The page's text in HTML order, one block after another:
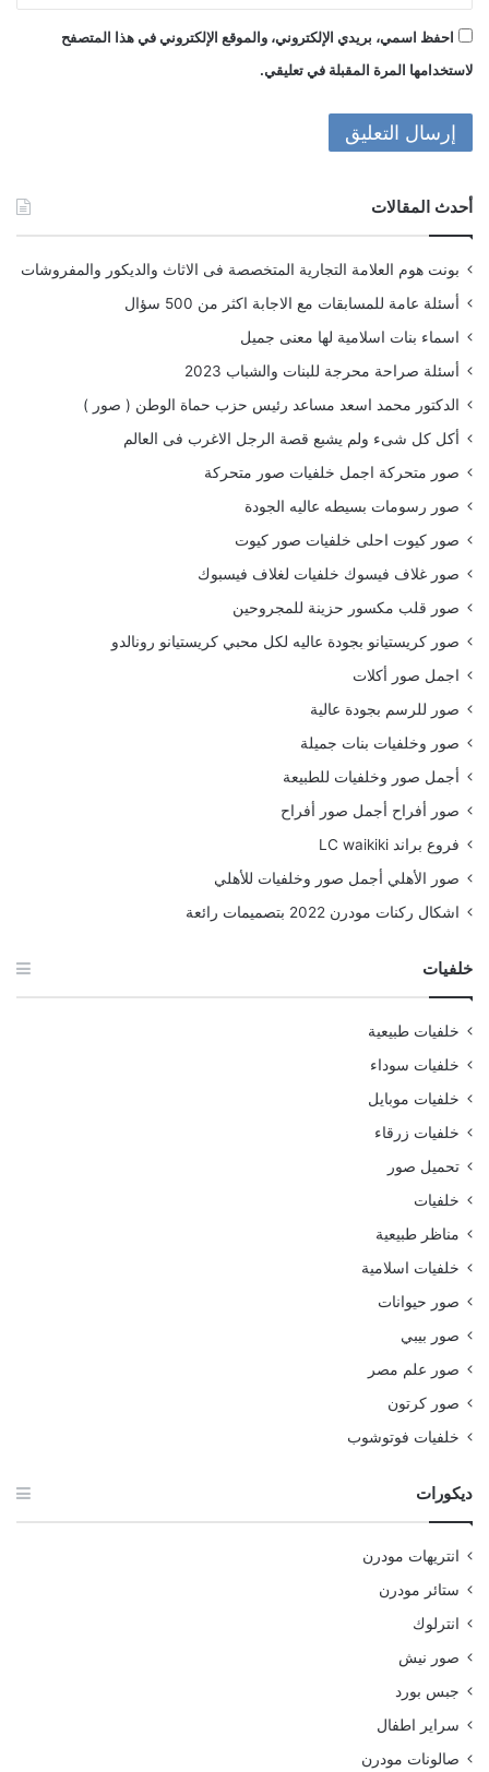
احفظ اسمي، بريدي الإلكتروني، والموقع الإلكتروني في هذا المتصفح
لاستخدامها المرة المقبلة في تعليقي.
أحدث المقالات
بونت هوم العلامة التجارية المتخصصة فى الاثاث والديكور والمفروشات
أسئلة عامة للمسابقات مع الاجابة اكثر من 500 سؤال
اسماء بنات اسلامية لها معنى جميل
أسئلة صراحة محرجة للبنات والشباب 2023
الدكتور محمد اسعد مساعد رئيس حزب حماة الوطن ( صور )
أكل كل شىء ولم يشبع قصة الرجل الاغرب فى العالم
صور متحركة اجمل خلفيات صور متحركة
صور رسومات بسيطه عاليه الجودة
صور كيوت احلى خلفيات صور كيوت
صور غلاف فيسوك خلفيات لغلاف فيسبوك
صور قلب مكسور حزينة للمجروحين
صور كريستيانو بجودة عاليه لكل محبي كريستيانو رونالدو
اجمل صور أكلات
صور للرسم بجودة عالية
صور وخلفيات بنات جميلة
أجمل صور وخلفيات للطبيعة
صور أفراح أجمل صور أفراح
فروع براند LC waikiki
صور الأهلي أجمل صور وخلفيات للأهلي
اشكال ركنات مودرن 2022 بتصميمات رائعة
خلفيات
خلفيات طبيعية
خلفيات سوداء
خلفيات موبايل
خلفيات زرقاء
تحميل صور
خلفيات
مناظر طبيعية
خلفيات اسلامية
صور حيوانات
صور بيبي
صور علم مصر
صور كرتون
خلفيات فوتوشوب
ديكورات
انتريهات مودرن
ستائر مودرن
انترلوك
صور نيش
جبس بورد
سراير اطفال
صالونات مودرن